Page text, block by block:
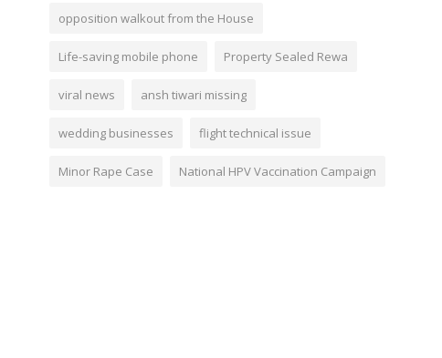
opposition walkout from the House
Life-saving mobile phone Property Sealed Rewa
viral news ansh tiwari missing
wedding businesses flight technical issue
Minor Rape Case National HPV Vaccination Campaign